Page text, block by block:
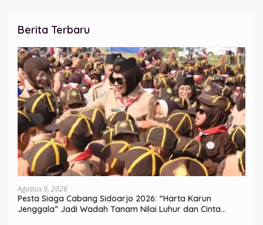
Berita Terbaru
Agustus 9, 2026
Pesta Siaga Cabang Sidoarjo 2026: “Harta Karun
Jenggala” Jadi Wadah Tanam Nilai Luhur dan Cinta